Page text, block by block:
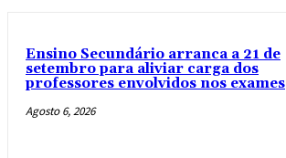
Ensino Secundário arranca a 21 de
setembro para aliviar carga dos
professores envolvidos nos exames
Agosto 6, 2026